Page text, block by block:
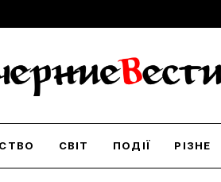
СВІТ ПОДІЇ РІЗНЕ